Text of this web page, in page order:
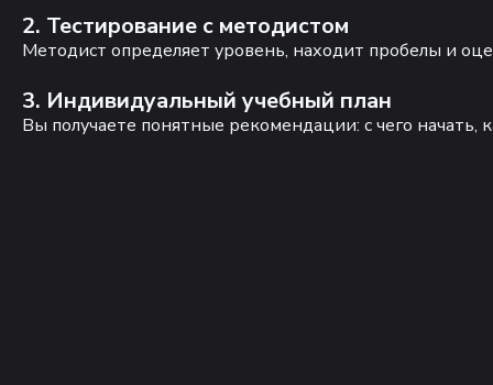
2. Тестирование с методистом
Методист определяет уровень, находит пробелы и
3. Индивидуальный учебный план
Вы получаете понятные рекомендации: с чего начать,